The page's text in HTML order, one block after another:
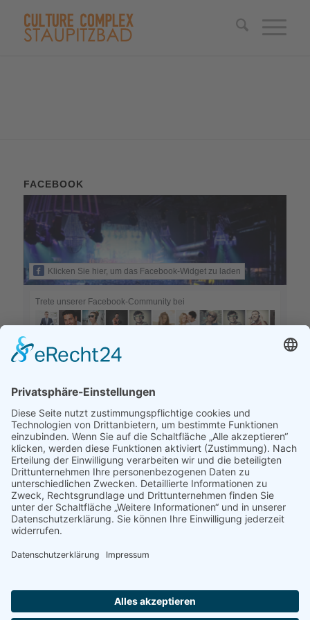
FACEBOOK
Klicken Sie hier, um das Facebook-Widget zu laden
Trete unserer Facebook-Community bei
KONTAKT
STAUPITZBAD 4 clubs
Töpfergasse N°4
04720 Döbeln
E-Mail: info@staupitzbad.de